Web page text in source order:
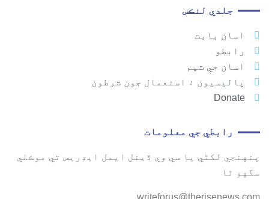
جلدي لنڪس
اسان بابت
رابطو
اسان جي ٽيم
پاليسيون ۽ استعمال جون شرطون
Donate
رابطي جي معلومات
پنهنجي لکڻي يا سي وي ڏينل ايمل ايڊريس تي موڪلي
سگهو ٿا
writeforus@therisenews.com